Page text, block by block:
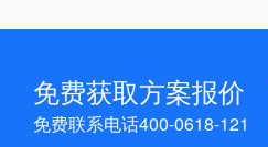
免费获取方案报价
免费联系电话400-0618-121